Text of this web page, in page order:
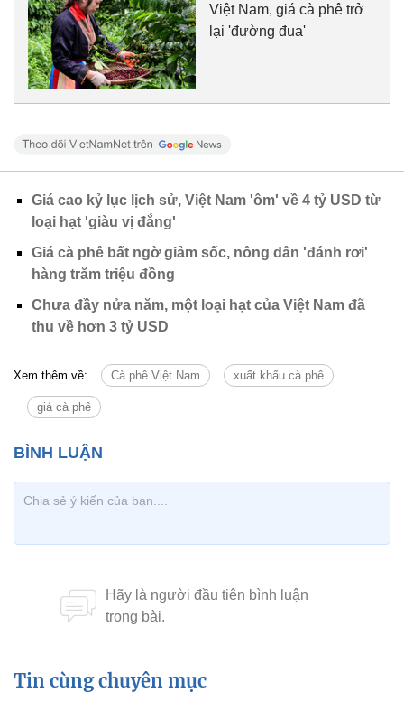
Việt Nam, giá cà phê trở
lại 'đường đua'
Giá cao kỷ lục lịch sử, Việt Nam 'ôm' về 4 tỷ USD từ
loại hạt 'giàu vị đắng'
Giá cà phê bất ngờ giảm sốc, nông dân 'đánh rơi'
hàng trăm triệu đồng
Chưa đầy nửa năm, một loại hạt của Việt Nam đã
thu về hơn 3 tỷ USD
Xem thêm về: Cà phê Việt Nam xuất khẩu cà phê
giá cà phê
Tin cùng chuyên mục